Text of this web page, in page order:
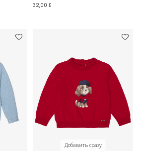
32,00 £
Добавить сразу